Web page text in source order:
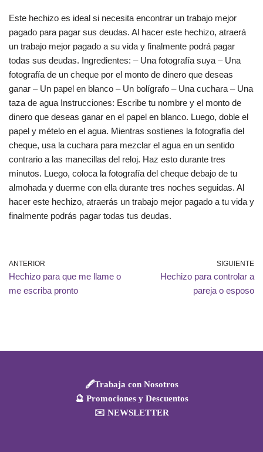
Este hechizo es ideal si necesita encontrar un trabajo mejor
pagado para pagar sus deudas. Al hacer este hechizo, atraerá
un trabajo mejor pagado a su vida y finalmente podrá pagar
todas sus deudas. Ingredientes: – Una fotografía suya – Una
fotografía de un cheque por el monto de dinero que deseas
ganar – Un papel en blanco – Un bolígrafo – Una cuchara – Una
taza de agua Instrucciones: Escribe tu nombre y el monto de
dinero que deseas ganar en el papel en blanco. Luego, doble el
papel y mételo en el agua. Mientras sostienes la fotografía del
cheque, usa la cuchara para mezclar el agua en un sentido
contrario a las manecillas del reloj. Haz esto durante tres
minutos. Luego, coloca la fotografía del cheque debajo de tu
almohada y duerme con ella durante tres noches seguidas. Al
hacer este hechizo, atraerás un trabajo mejor pagado a tu vida y
finalmente podrás pagar todas tus deudas.
ANTERIOR
Hechizo para que me llame o
me escriba pronto
SIGUIENTE
Hechizo para controlar a
pareja o esposo
🖋️Trabaja con Nosotros
🔮 Promociones y Descuentos
✉️ NEWSLETTER